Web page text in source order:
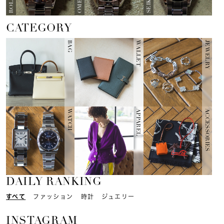
SEIKO
CATEGORY
BAG WALLET JEWELRY
WATCH APPAREL ACCESSORIES
DAILY RANKING
すべて ファッション 時計 ジュエリー
INSTAGRAM